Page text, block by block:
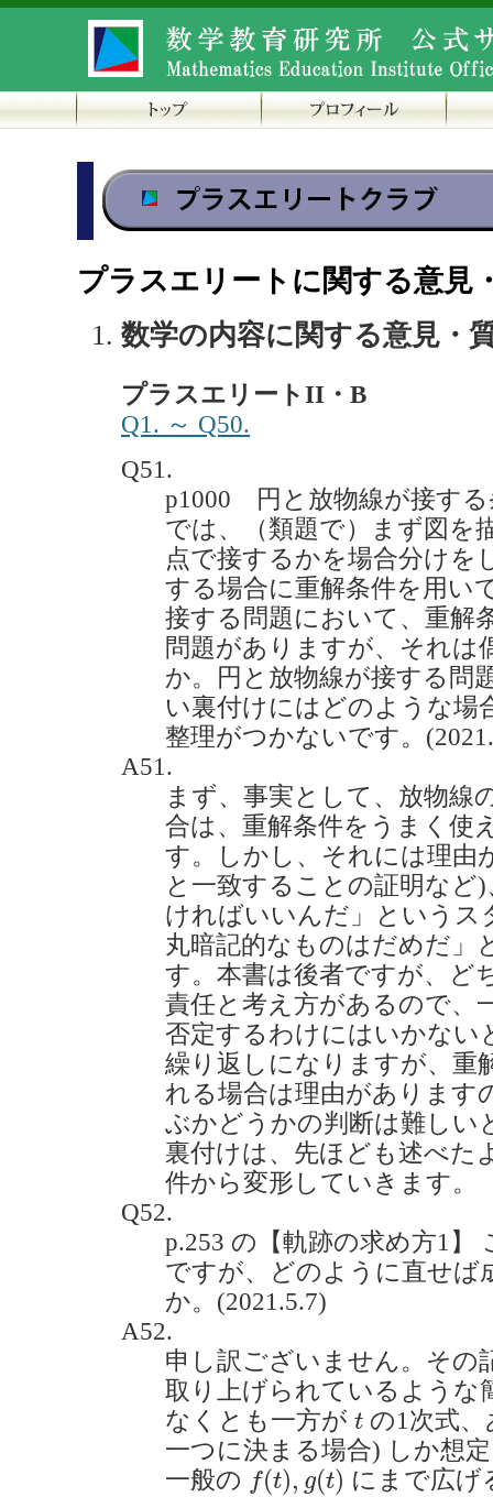
プラスエリートに関する意見
数学の内容に関する意見・
プラスエリートII・B
Q1. ～ Q50.
Q51.
p1000 円と放物線が接す
では、（類題で）まず図を
点で接するかを場合分けを
する場合に重解条件を用い
接する問題において、重解
問題がありますが、それは
か。円と放物線が接する問
い裏付けにはどのような場
整理がつかないです。
A51.
まず、事実として、放物線
合は、重解条件をうまく使
す。しかし、それには理由
と一致することの証明など
ければいいんだ」というス
丸暗記的なものはだめだ」
す。本書は後者ですが、ど
責任と考え方があるので、
否定するわけにはいかない
繰り返しになりますが、重
れる場合は理由があります
ぶかどうかの判断は難しい
裏付けは、先ほども述べた
件から変形していきます。
Q52.
p.253 の【軌跡の求め方1】
ですが、どのように直せば
か。(2021.5.7)
A52.
申し訳ございません。その
取り上げられているような
なくとも一方が t
t の1次式
一つに決まる場合) しか想
一般の f(t), g(t)
f(t), (t)
にまで広げ